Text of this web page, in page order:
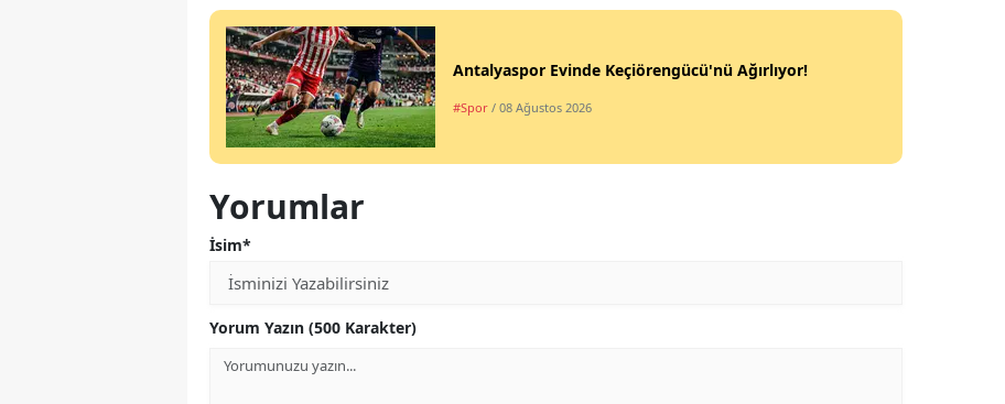
Antalyaspor Evinde Keçiörengücü'nü Ağırlıyor!
#Spor / 08 Ağustos 2026
Yorumlar
İsim*
Yorum Yazın (500 Karakter)